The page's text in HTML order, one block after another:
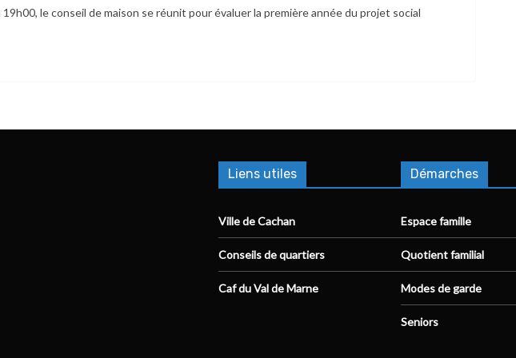
le conseil de maison se réunit pour évaluer la première année du projet social
Liens utiles
Ville de Cachan
Conseils de quartiers
Caf du Val de Marne
Démarches
Espace famille
Quotient familial
Modes de garde
Seniors